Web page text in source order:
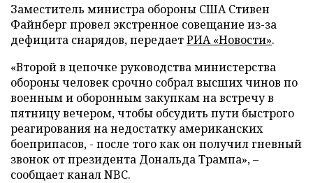
Заместитель министра обороны США Стивен
Файнберг провел экстренное совещание из-за
дефицита снарядов, передаетРИА «Новости».
«Второй в цепочке руководства министерства
обороны человек срочно собрал высших чинов по
военным и оборонным закупкам на встречу в
пятницу вечером, чтобы обсудить пути быстрого
реагирования на недостатку американских
боеприпасов, - после того как он получил гневный
звонок от президента Дональда Трампа», –
сообщает канал NBC.